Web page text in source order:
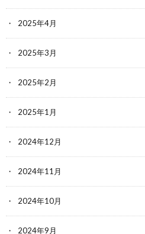
2025年4月
2025年3月
2025年2月
2025年1月
2024年12月
2024年11月
2024年10月
2024年9月